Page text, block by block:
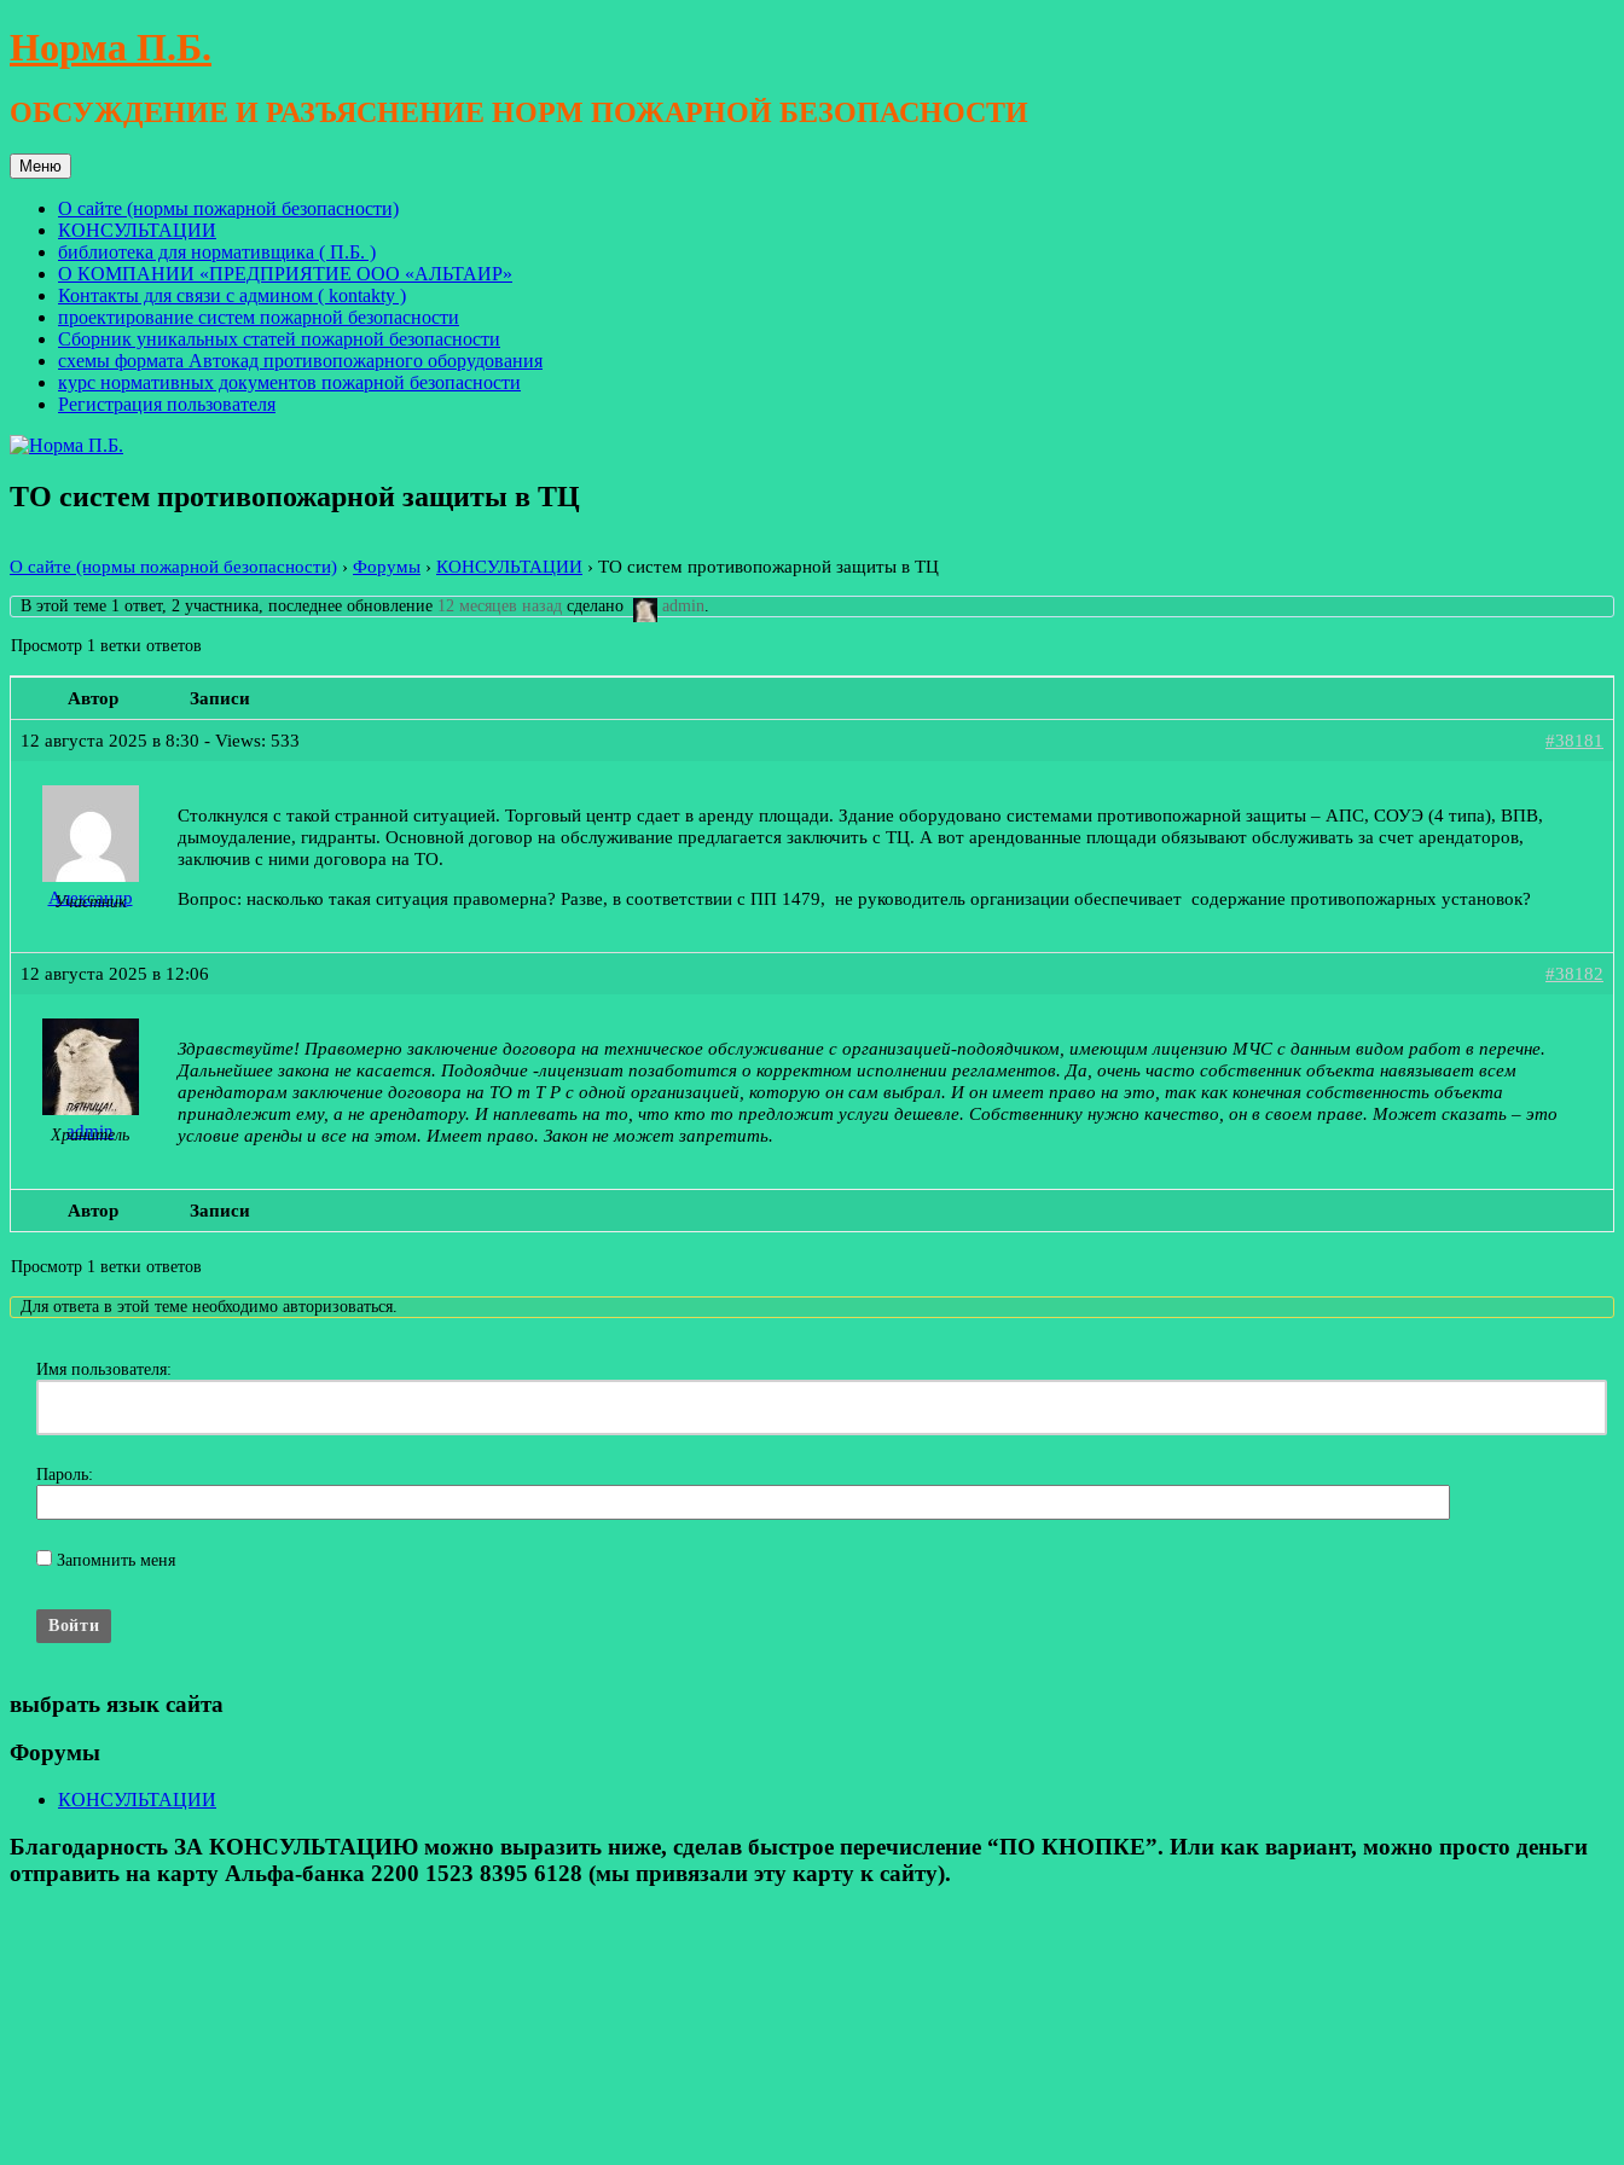
Перейти
к
Норма П.Б.
ОБСУЖДЕНИЕ И РАЗЪЯСНЕНИЕ НОРМ ПОЖАРНОЙ БЕЗОПАСНОСТИ
Меню
О сайте (нормы пожарной безопасности)
КОНСУЛЬТАЦИИ
библиотека для нормативщика ( П.Б. )
О КОМПАНИИ «ПРЕДПРИЯТИЕ ООО «АЛЬТАИР»
Контакты для связи с админом ( kontakty )
проектирование систем пожарной безопасности
Сборник уникальных статей пожарной безопасности
схемы формата Автокад противопожарного оборудования
курс нормативных документов пожарной безопасности
Регистрация пользователя
ТО систем противопожарной защиты в ТЦ
О сайте (нормы пожарной безопасности) › Форумы › КОНСУЛЬТАЦИИ › ТО систем противопожарной защиты в ТЦ
В этой теме 1 ответ, 2 участника, последнее обновление 12 месяцев назад сделано admin
Просмотр 1 ветки ответов
Автор Записи
12 августа 2025 в 8:30 - Views: 533 #38181
Александр
Участник
Столкнулся с такой странной ситуацией. Торговый центр сдает в аренду площади. Здание оборудовано системами противопожарной защиты – АПС, СОУЭ (4 типа), ВПВ,
дымоудаление, гидранты. Основной договор на обслуживание предлагается заключить с ТЦ. А вот арендованные площади обязывают обслуживать за счет арендаторов,
заключив с ними договора на ТО.
Вопрос: насколько такая ситуация правомерна? Разве, в соответствии с ПП 1479, не руководитель организации обеспечивает содержание противопожарных установок?
12 августа 2025 в 12:06 #38182
admin
Хранитель
Здравствуйте! Правомерно заключение договора на техническое обслуживание с организацией-подоядчиком, имеющим лицензию МЧС с данным видом работ в перечне.
Дальнейшее закона не касается. Подоядчие -лицензиат позаботится о корректном исполнении регламентов. Да, очень часто собственник объекта навязывает всем
арендаторам заключение договора на ТО т Т Р с одной организацией, которую он сам выбрал. И он имеет право на это, так как конечная собственность объекта
принадлежит ему, а не арендатору. И наплевать на то, что кто то предложит услуги дешевле. Собственнику нужно качество, он в своем праве. Может сказать – это
условие аренды и все на этом. Имеет право. Закон не может запретить.
Автор Записи
Просмотр 1 ветки ответов
Для ответа в этой теме необходимо авторизоваться.
Имя пользователя:
Пароль:
Запомнить меня
Войти
выбрать язык сайта
Форумы
КОНСУЛЬТАЦИИ
Благодарность ЗА КОНСУЛЬТАЦИЮ можно выразить ниже, сделав быстрое перечисление “ПО КНОПКЕ”. Или как вариант, можно просто деньги
отправить на карту Альфа-банка 2200 1523 8395 6128 (мы привязали эту карту к сайту).